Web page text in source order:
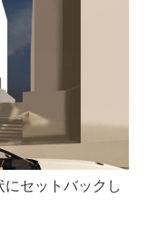
セットバックし